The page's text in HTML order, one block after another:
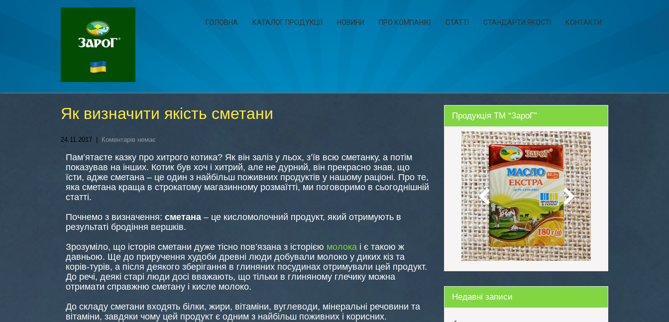
ГОЛОВНА КАТАЛОГ ПРОДУКЦІЇ НОВИНИ ПРО КОМПАНІЮ СТАТТІ СТАНДАРТИ ЯКОСТІ КОНТАКТИ
Як визначити якість сметани
24.11.2017 Коментарів немає
Пам’ятаєте казку про хитрого котика? Як він заліз у льох, з’їв всю сметанку, а потім
показував на інших. Котик був хоч і хитрий, але не дурний, він прекрасно знав, що
їсти, адже сметана – це один з найбільш поживних продуктів у нашому раціоні. Про те,
яка сметана краща в строкатому магазинному розмаїтті, ми поговоримо в сьогоднішній
статті.
Почнемо з визначення: сметана – це кисломолочний продукт, який отримують в
результаті бродіння вершків.
Зрозуміло, що історія сметани дуже тісно пов’язана з історією молока і є такою ж
давньою. Ще до приручення худоби древні люди добували молоко у диких кіз та
корів-турів, а після деякого зберігання в глиняних посудинах отримували цей продукт.
До речі, деякі старі люди досі вважають, що тільки в глиняному глечику можна
отримати справжню сметану і кисле молоко.
До складу сметани входять білки, жири, вітаміни, вуглеводи, мінеральні речовини та
вітаміни, завдяки чому цей продукт є одним з найбільш поживних і корисних.
Продукція ТМ “ЗароГ”
Недавні записи